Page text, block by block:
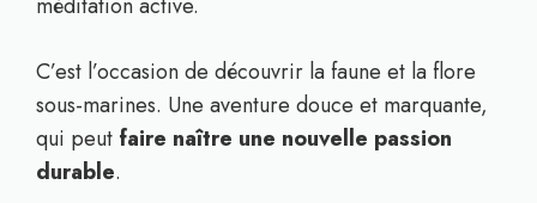
C’est l’occasion de découvrir la faune et la flore
sous-marines. Une aventure douce et marquante,
qui peut faire naître une nouvelle passion
durable.